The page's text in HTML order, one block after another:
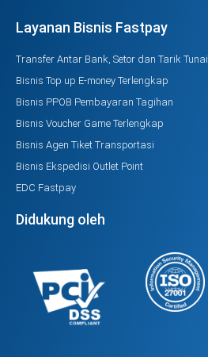
Layanan Bisnis Fastpay
Transfer Antar Bank, Setor dan Tarik Tunai
Bisnis Top up E-money Terlengkap
Bisnis PPOB Pembayaran Tagihan
Bisnis Voucher Game Terlengkap
Bisnis Agen Tiket Transportasi
Bisnis Ekspedisi Outlet Point
EDC Fastpay
Didukung oleh